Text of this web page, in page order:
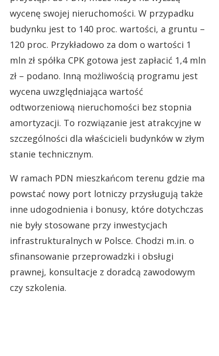
wycenę swojej nieruchomości. W przypadku
budynku jest to 140 proc. wartości, a gruntu –
120 proc. Przykładowo za dom o wartości 1
mln zł spółka CPK gotowa jest zapłacić 1,4 mln
zł – podano. Inną możliwością programu jest
wycena uwzględniająca wartość
odtworzeniową nieruchomości bez stopnia
amortyzacji. To rozwiązanie jest atrakcyjne w
szczególności dla właścicieli budynków w złym
stanie technicznym.
W ramach PDN mieszkańcom terenu gdzie ma
powstać nowy port lotniczy przysługują także
inne udogodnienia i bonusy, które dotychczas
nie były stosowane przy inwestycjach
infrastrukturalnych w Polsce. Chodzi m.in. o
sfinansowanie przeprowadzki i obsługi
prawnej, konsultacje z doradcą zawodowym
czy szkolenia.